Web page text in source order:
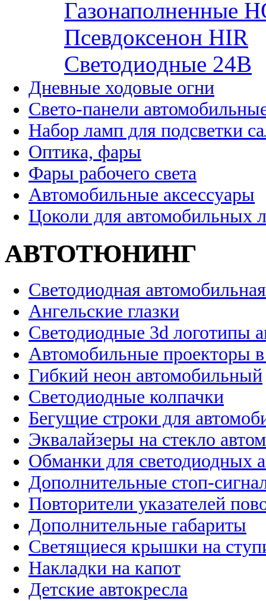
Газонаполненные
Псевдоксенон HIR
Cветодиодные 24B
Дневные ходовые огни
Свето-панели
Набор ламп для подсветки
Оптика, фары
Фары рабочего света
Автомобильные аксессуары
Цоколи для автомобильных
АВТОТЮНИНГ
Светодиодная
Ангельские глазки
Светодиодные 3d логотипы
Автомобильные проекторы
Гибкий неон автомобильный
Светодиодные колпачки
Бегущие строки для
Эквалайзеры на стекло
Обманки для светодиодных
Дополнительные стоп-
Повторители указателей
Дополнительные габариты
Светящиеся крышки на
Накладки на капот
Детские автокресла